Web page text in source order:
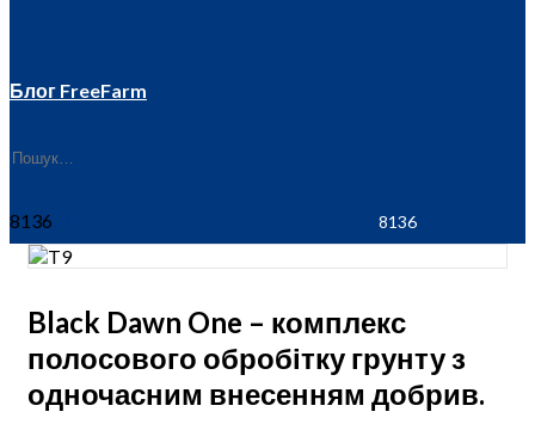
Блог FreeFarm
8136
Black Dawn One – комплекс
полосового обробітку грунту з
одночасним внесенням добрив.